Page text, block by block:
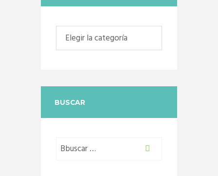
Categorias
BUSCAR